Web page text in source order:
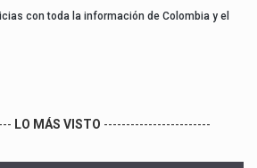
con toda la información de Colombia y el
LO MÁS VISTO ------------------------